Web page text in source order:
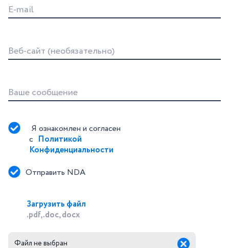
E-mail
Веб-сайт (необязательно)
Ваше сообщение
Я ознакомлен и согласен
с Политикой
Конфиденциальности
Отправить NDA
Загрузить файл
.pdf, .doc, docx
Файл не выбран